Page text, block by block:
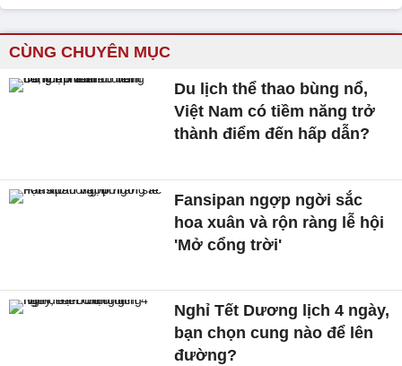
CÙNG CHUYÊN MỤC
Du lịch thể thao bùng nổ,
Việt Nam có tiềm năng trở
thành điểm đến hấp dẫn?
Fansipan ngợp ngời sắc
hoa xuân và rộn ràng lễ hội
'Mở cổng trời'
Nghỉ Tết Dương lịch 4 ngày,
bạn chọn cung nào để lên
đường?